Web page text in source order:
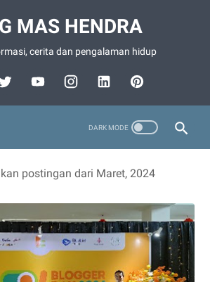
MAS HENDRA
cerita dan pengalaman hidup
postingan dari Maret, 2024